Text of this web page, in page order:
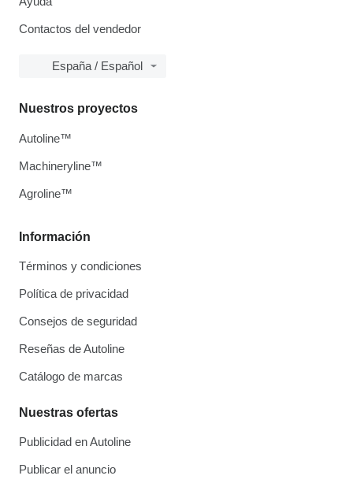
Contactos del vendedor
España / Español
Información
Términos y condiciones
Política de privacidad
Consejos de seguridad
Reseñas de Autoline
Catálogo de marcas
Nuestras ofertas
Publicidad en Autoline
Publicar el anuncio
Nuestros proyectos
Autoline™
Machineryline™
Agroline™